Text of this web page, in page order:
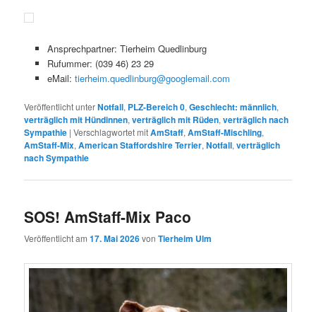
Ansprechpartner: Tierheim Quedlinburg
Rufummer: (039 46) 23 29
eMail: tierheim.quedlinburg@googlemail.com
Veröffentlicht unterNotfall, PLZ-Bereich 0,Geschlecht: männlich,
verträglich mit Hündinnen,verträglich mit Rüden,verträglich nach
Sympathie |Verschlagwortet mitAmStaff,AmStaff-Mischling,
AmStaff-Mix,American Staffordshire Terrier,Notfall,verträglich
nach Sympathie
SOS! AmStaff-Mix Paco
Veröffentlicht am17. Mai 2026vonTierheim Ulm